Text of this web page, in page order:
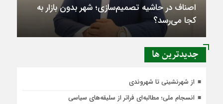
اصناف در حاشیه تصمیم‌سازی؛ شهر بدون بازار به
کجا می‌رسد؟
جديدترين ها
از شهرنشینی تا شهروندی
انسجام ملی؛ مطالبه‌ای فراتر از سلیقه‌های سیاسی